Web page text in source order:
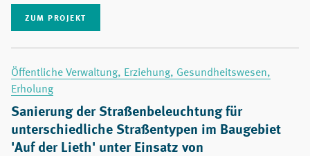
ZUM PROJEKT
Öffentliche Verwaltung, Erziehung, Gesundheitswesen,
Erholung
Sanierung der Straßenbeleuchtung für
unterschiedliche Straßentypen im Baugebiet
'Auf der Lieth' unter Einsatz von